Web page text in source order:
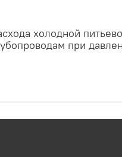
холодной
при